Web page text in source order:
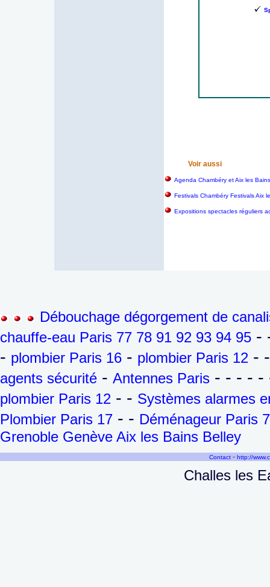
Voir aussi
Agenda Chambéry et Aix les
Festivals Chambéry Festivals Aix
Expositions spectacles réguliers
Débouchage dégorgement de
chauffe-eau Paris 77 78 91 92 93 94 95 -
- plombier Paris 16 - plombier Paris 12 -
agents sécurité - Antennes Paris - - - -
plombier Paris 12 - - Systèmes alarmes
Plombier Paris 17 - - Déménageur Paris
Grenoble Genève Aix les Bains Belley
Contact - http://
Challes les